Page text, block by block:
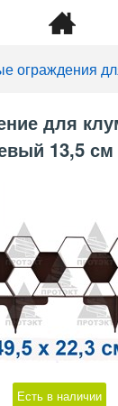
ограждения
для
13,5
Есть в наличии